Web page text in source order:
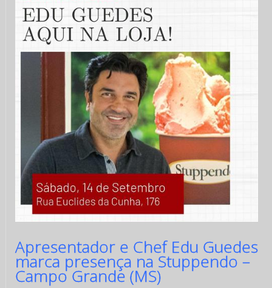
Apresentador e Chef Edu Guedes
marca presença na Stuppendo –
Campo Grande (MS)